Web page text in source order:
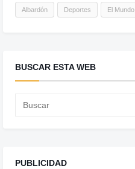
Albardón Deportes El Mundo
BUSCAR ESTA WEB
PUBLICIDAD